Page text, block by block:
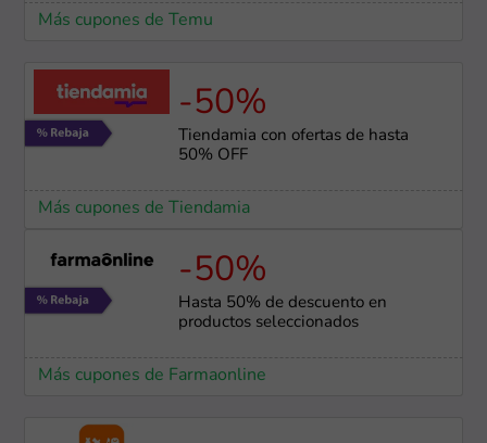
Más cupones de Temu
-50%
Tiendamia con ofertas de hasta
50% OFF
Más cupones de Tiendamia
-50%
Hasta 50% de descuento en
productos seleccionados
Más cupones de Farmaonline